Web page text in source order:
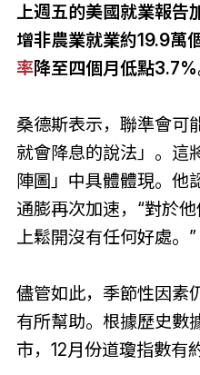
上週五的美國就業報告
增非農業就業約19.9萬
率降至四個月低點3.7%
桑德斯表示，聯準會可
就會降息的說法」。這
陣圖」中具體體現。他
通膨再次加速，“對於
上鬆開沒有任何好處。”
儘管如此，季節性因素
有所幫助。根據歷史數
市，12月份道瓊指數有